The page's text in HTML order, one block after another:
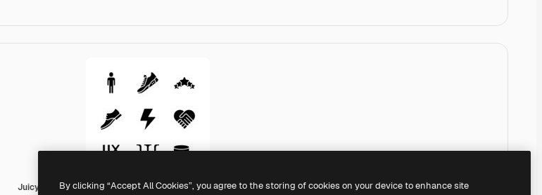
Juicy Fish SolidBy clicking “Accept All Cookies”, you agree to the storing of cookies on your device to enhance site